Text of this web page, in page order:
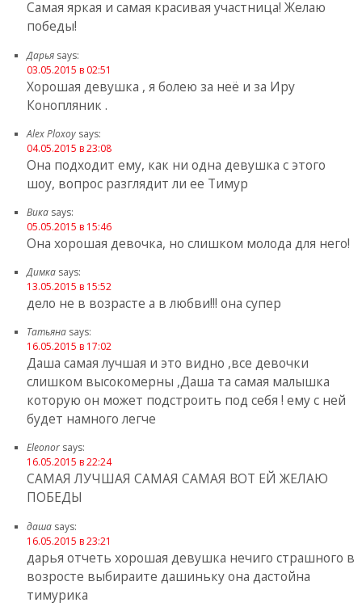
Самая яркая и самая красивая участница! Желаю
победы!
Дарья says:
03.05.2015 в 02:51
Хорошая девушка , я болею за неё и за Иру
Конопляник .
Alex Ploxoy says:
04.05.2015 в 23:08
Она подходит ему, как ни одна девушка с этого
шоу, вопрос разглядит ли ее Тимур
Вика says:
05.05.2015 в 15:46
Она хорошая девочка, но слишком молода для него!
Димка says:
13.05.2015 в 15:52
дело не в возрасте а в любви!!! она супер
Татьяна says:
16.05.2015 в 17:02
Даша самая лучшая и это видно ,все девочки
слишком высокомерны ,Даша та самая малышка
которую он может подстроить под себя ! ему с ней
будет намного легче
Eleonor says:
16.05.2015 в 22:24
САМАЯ ЛУЧШАЯ САМАЯ САМАЯ ВОТ ЕЙ ЖЕЛАЮ
ПОБЕДЫ
даша says:
16.05.2015 в 23:21
дарья отчеть хорошая девушка нечиго страшного в
возросте выбираите дашиньку она дастойна
тимурика